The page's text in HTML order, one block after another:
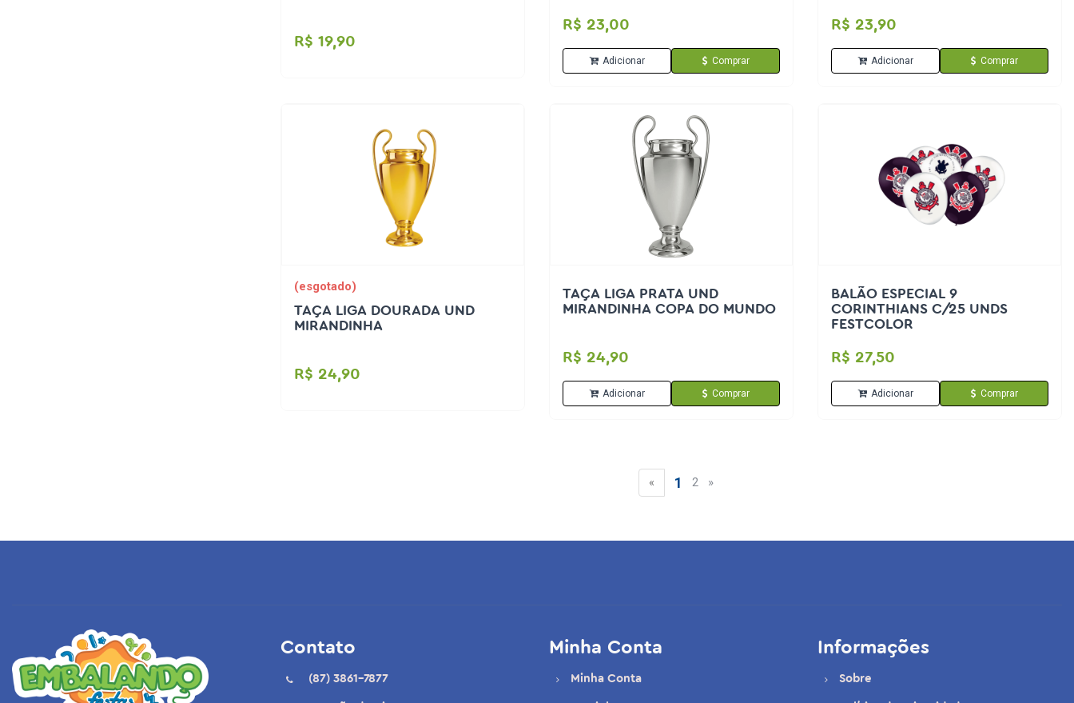
Lança confetes
Topo e decorações para bolo
R$ 19,90
R$ 23,00
Adicionar Comprar
R$ 23,90
Adicionar Comprar
(esgotado)
TAÇA LIGA DOURADA UND
MIRANDINHA
R$ 24,90
TAÇA LIGA PRATA UND
MIRANDINHA COPA DO MUNDO
R$ 24,90
Adicionar Comprar
BALÃO ESPECIAL 9
CORINTHIANS C/25 UNDS
FESTCOLOR
R$ 27,50
Adicionar Comprar
« 1 2 »
Contato
(87) 3861-7877
Minha Conta
Minha Conta
Informações
Sobre